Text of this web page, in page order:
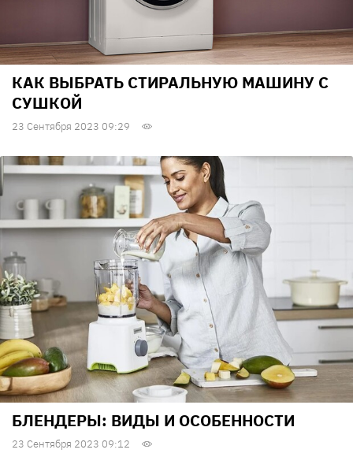
КАК ВЫБРАТЬ СТИРАЛЬНУЮ МАШИНУ С
СУШКОЙ
23 Сентября 2023 09:29
БЛЕНДЕРЫ: ВИДЫ И ОСОБЕННОСТИ
23 Сентября 2023 09:12